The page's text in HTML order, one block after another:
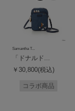
Samantha T...
「ドナルド...
￥30,800(税込)
コラボ商品